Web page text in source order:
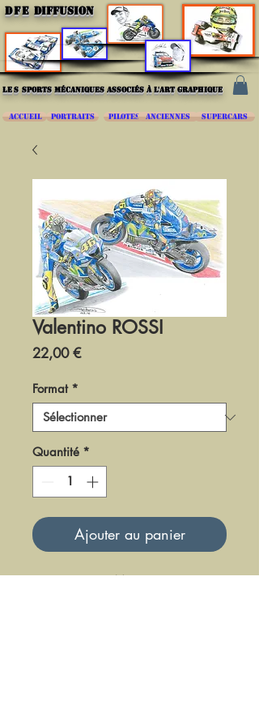
DFE DIFFUSION
les sports mécaniques associés à l'art graphique
ACCUEIL PORTRAITS PILOTES ANCIENNES SUPERCARS
Valentino ROSSI
22,00 €Prix
Format *
Quantité *
Ajouter au panier
DM0116